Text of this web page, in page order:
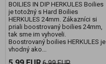
BOILIES IN DIP HERKULES Boilies
je totožný s Hard Boilies
HERKULES 24mm. Zákazníci si
priali boostrovaný boilies 24mm,
tak sme im vyhoveli.
Boostrovaný boilies HERKULES je
vhodný ako...